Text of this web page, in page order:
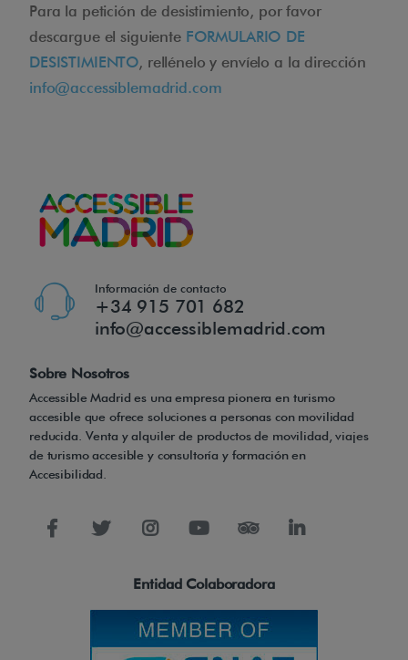
Para la petición de desistimiento, por favor
descargue el siguiente FORMULARIO DE
DESISTIMIENTO, rellénelo y envíelo a la dirección
info@accessiblemadrid.com
Información de contacto
+34 915 701 682
info@accessiblemadrid.com
Sobre Nosotros
Accessible Madrid es una empresa pionera en turismo
accesible que ofrece soluciones a personas con movilidad
reducida. Venta y alquiler de productos de movilidad, viajes
de turismo accesible y consultoría y formación en
Accesibilidad.
Entidad Colaboradora